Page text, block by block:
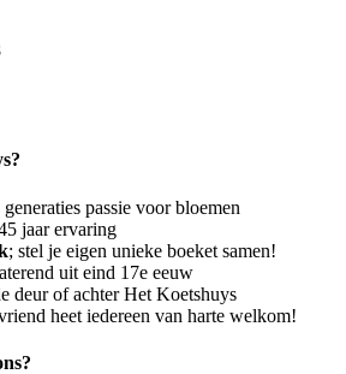
generaties passie voor bloemen
jaar ervaring
; stel je eigen unieke boeket samen!
uit eind 17e eeuw
deur of achter Het Koetshuys
heet iedereen van harte welkom!